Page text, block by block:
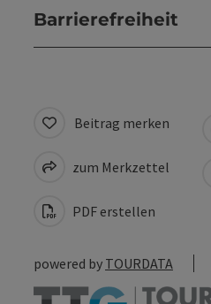
Barrierefreiheit
Beitrag merken
zum Merkzettel
PDF erstellen
powered by TOURDATA